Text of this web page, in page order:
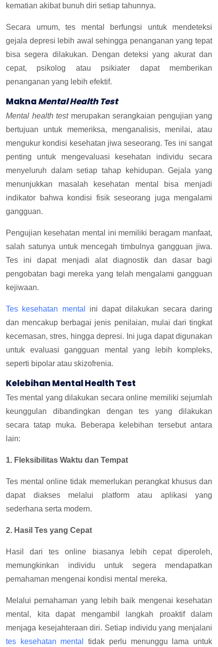
kematian akibat bunuh diri setiap tahunnya.
Secara umum, tes mental berfungsi untuk mendeteksi
gejala depresi lebih awal sehingga penanganan yang tepat
bisa segera dilakukan. Dengan deteksi yang akurat dan
cepat, psikolog atau psikiater dapat memberikan
penanganan yang lebih efektif.
MaknaMental Health Test
Mental health testmerupakan serangkaian pengujian yang
bertujuan untuk memeriksa, menganalisis, menilai, atau
mengukur kondisi kesehatan jiwa seseorang. Tes ini sangat
penting untuk mengevaluasi kesehatan individu secara
menyeluruh dalam setiap tahap kehidupan. Gejala yang
menunjukkan masalah kesehatan mental bisa menjadi
indikator bahwa kondisi fisik seseorang juga mengalami
gangguan.
Pengujian kesehatan mental ini memiliki beragam manfaat,
salah satunya untuk mencegah timbulnya gangguan jiwa.
Tes ini dapat menjadi alat diagnostik dan dasar bagi
pengobatan bagi mereka yang telah mengalami gangguan
kejiwaan.
Tes kesehatan mental
ini dapat dilakukan secara daring
dan mencakup berbagai jenis penilaian, mulai dari tingkat
kecemasan, stres, hingga depresi. Ini juga dapat digunakan
untuk evaluasi gangguan mental yang lebih kompleks,
seperti bipolar atau skizofrenia.
Kelebihan Mental Health Test
Tes mental yang dilakukan secara online memiliki sejumlah
keunggulan dibandingkan dengan tes yang dilakukan
secara tatap muka. Beberapa kelebihan tersebut antara
lain:
1. Fleksibilitas Waktu dan Tempat
Tes mental online tidak memerlukan perangkat khusus dan
dapat diakses melalui platform atau aplikasi yang
sederhana serta modern.
2. Hasil Tes yang Cepat
Hasil dari tes online biasanya lebih cepat diperoleh,
memungkinkan individu untuk segera mendapatkan
pemahaman mengenai kondisi mental mereka.
Melalui pemahaman yang lebih baik mengenai kesehatan
mental, kita dapat mengambil langkah proaktif dalam
menjaga kesejahteraan diri. Setiap individu yang menjalani
tes kesehatan mental
tidak perlu menunggu lama untuk